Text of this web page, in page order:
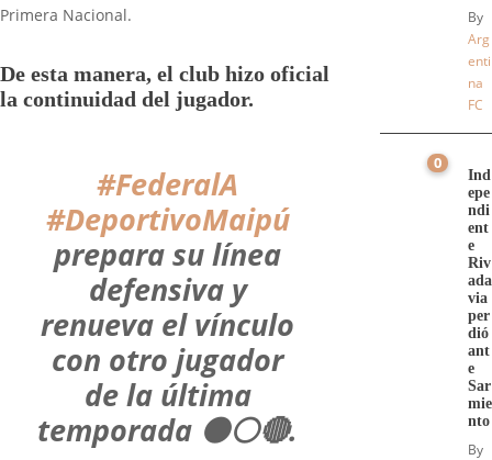
Primera Nacional.
De esta manera, el club hizo oficial
la continuidad del jugador.
#FederalA
#DeportivoMaipú
prepara su línea
defensiva y
renueva el vínculo
con otro jugador
de la última
temporada ⚫⚪🔴.
By
Arg
enti
na
FC
0
Ind
epe
ndi
ent
e
Riv
ada
via
per
dió
ant
e
Sar
mie
nto
By